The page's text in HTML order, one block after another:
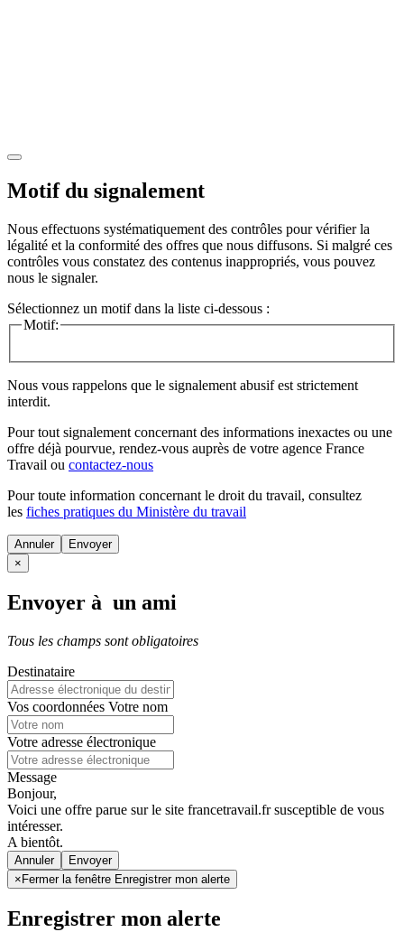
Motif du signalement
Nous effectuons systématiquement des contrôles pour vérifier la
légalité et la conformité des offres que nous diffusons. Si malgré ces
contrôles vous constatez des contenus inappropriés, vous pouvez
nous le signaler.
Sélectionnez un motif dans la liste ci-dessous :
Motif:
Nous vous rappelons que le signalement abusif est strictement
interdit.
Pour tout signalement concernant des informations inexactes ou une
offre déjà pourvue, rendez-vous auprès de votre agence France
Travail ou contactez-nous
Pour toute information concernant le droit du travail, consultez
les fiches pratiques du Ministère du travail
Annuler
×
Envoyer à un ami
Tous les champs sont obligatoires
Destinataire
Vos coordonnées Votre nom
Votre adresse électronique
Message
Bonjour,
Voici une offre parue sur le site francetravail.fr susceptible de vous
intéresser.
A bientôt.
Annuler
× Fermer la fenêtre Enregistrer mon alerte
Enregistrer mon alerte